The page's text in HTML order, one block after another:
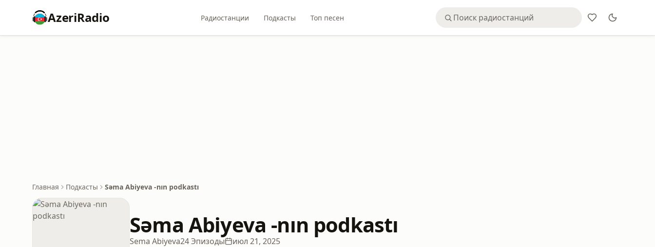
AzeriRadio Радиостанции Подкасты Топ песен
Главная Подкасты Səma Abiyeva -nın podkastı
Səma Abiyeva -nın podkastı
Sema Abiyeva24 Эпизоды июл 21, 2025